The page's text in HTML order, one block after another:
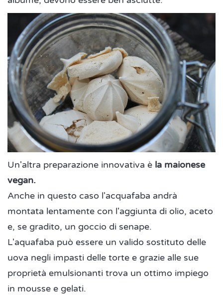
Un'altra preparazione innovativa è la maionese
vegan.
Anche in questo caso l'acquafaba andrà
montata lentamente con l'aggiunta di olio, aceto
e, se gradito, un goccio di senape.
L'aquafaba può essere un valido sostituto delle
uova negli impasti delle torte e grazie alle sue
proprietà emulsionanti trova un ottimo impiego
in mousse e gelati.